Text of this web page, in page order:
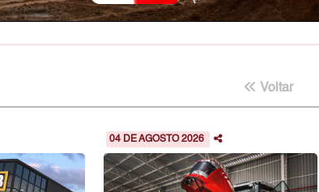
Voltar
04 DE AGOSTO 2026